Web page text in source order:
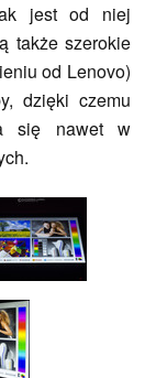
jest od niej
także szerokie
od Lenovo)
dzięki czemu
się nawet w